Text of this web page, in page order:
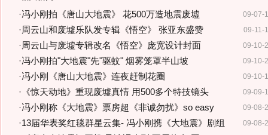
09-07-
·冯小刚拍《唐山大地震》 花500万造地震废墟
09-11-
·周云山和废墟乐队发专辑《悟空》 张亚东盛赞
09-10-
·周云山与废墟专辑改名《悟空》庞宽设计封面
09-10-
·冯小刚拍"大地震"先"驱蚊" 烟雾笼罩半山坡
09-10-
·冯小刚《唐山大地震》连夜赶制花圈
09-09-
· 《惊天动地》重现废墟真情 用500多个特技镜头
09-08-
·冯小刚称《大地震》票房超《非诚勿扰》so easy
09-08-
·13届华表奖红毯群星云集- 冯小刚携《大地震》剧组